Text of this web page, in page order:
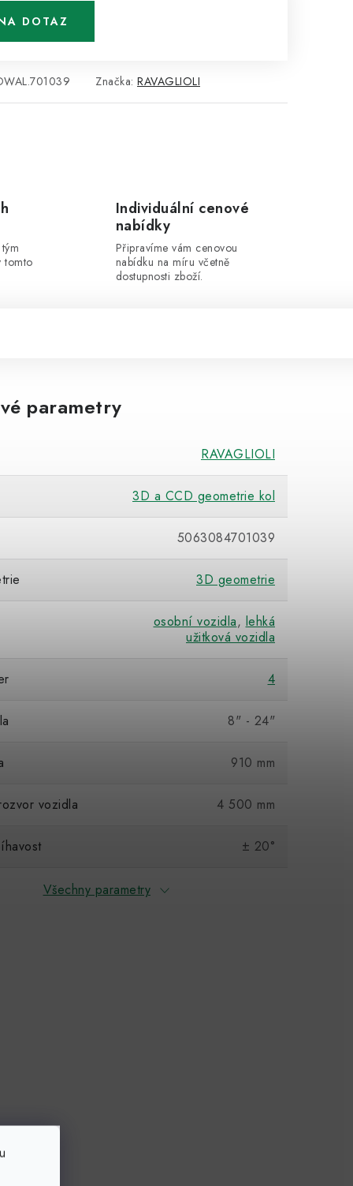
DOTAZ
Značka: RAVAGLIOLI
tomto
Individuální cenové
nabídky
Připravíme vám cenovou
nabídku na míru včetně
dostupnosti zboží.
parametry
RAVAGLIOLI
3D a CCD geometrie kol
5063084701039
3D geometrie
osobní vozidla, lehká
užitková vozidla
4
8" - 24"
910 mm
vozidla 4 500 mm
± 20°
Všechny parametry